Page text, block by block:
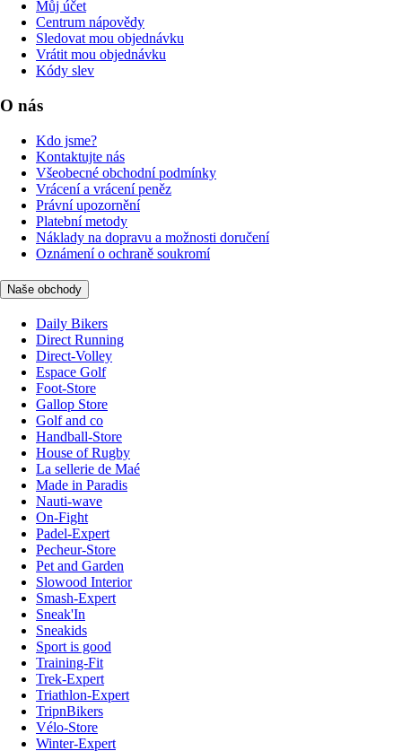
Můj účet
Centrum nápovědy
Sledovat mou objednávku
Vrátit mou objednávku
Kódy slev
O nás
Kdo jsme?
Kontaktujte nás
Všeobecné obchodní podmínky
Vrácení a vrácení peněz
Právní upozornění
Platební metody
Náklady na dopravu a možnosti doručení
Oznámení o ochraně soukromí
Naše obchody
Daily Bikers
Direct Running
Direct-Volley
Espace Golf
Foot-Store
Gallop Store
Golf and co
Handball-Store
House of Rugby
La sellerie de Maé
Made in Paradis
Nauti-wave
On-Fight
Padel-Expert
Pecheur-Store
Pet and Garden
Slowood Interior
Smash-Expert
Sneak'In
Sneakids
Sport is good
Training-Fit
Trek-Expert
Triathlon-Expert
TripnBikers
Vélo-Store
Winter-Expert